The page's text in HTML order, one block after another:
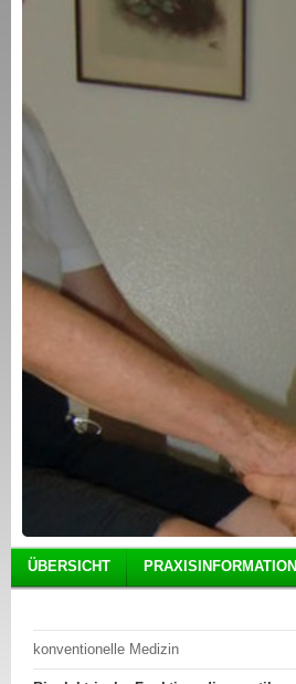
ÜBERSICHT PRAXISINFORMATION
konventionelle Medizin